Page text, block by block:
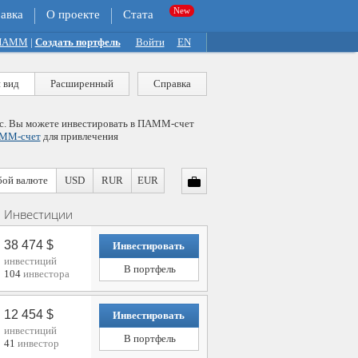
О проекте Стата
| Создать портфель Войти EN
вид Расширенный Справка
Вы можете инвестировать в ПАММ-счет
счетдля привлечения
валюте USD RUR EUR
Инвестиции
38 474 $
инвестиций
104 инвестора
Инвестировать
В портфель
12 454 $
инвестиций
41 инвестор
Инвестировать
В портфель